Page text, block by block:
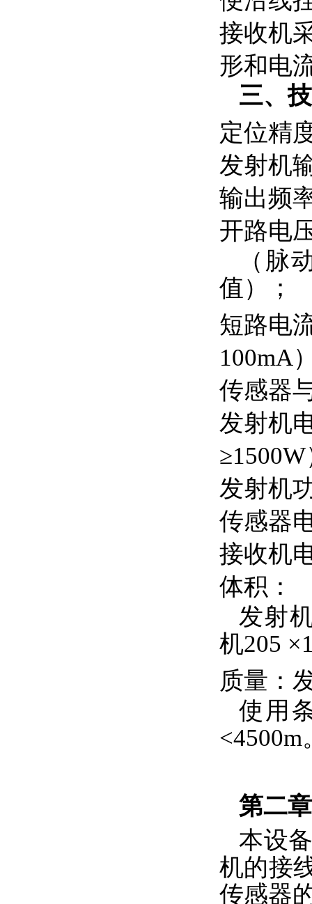
接收机
形和电
三、
定位精
发射机
输出频
开路电
（脉
值）；
短路电
100mA
传感器
发射机
发射机
传感器
接收机
体积：
发射
机205
质量：
使用
<4500m
第二
本设
机的接
传感器